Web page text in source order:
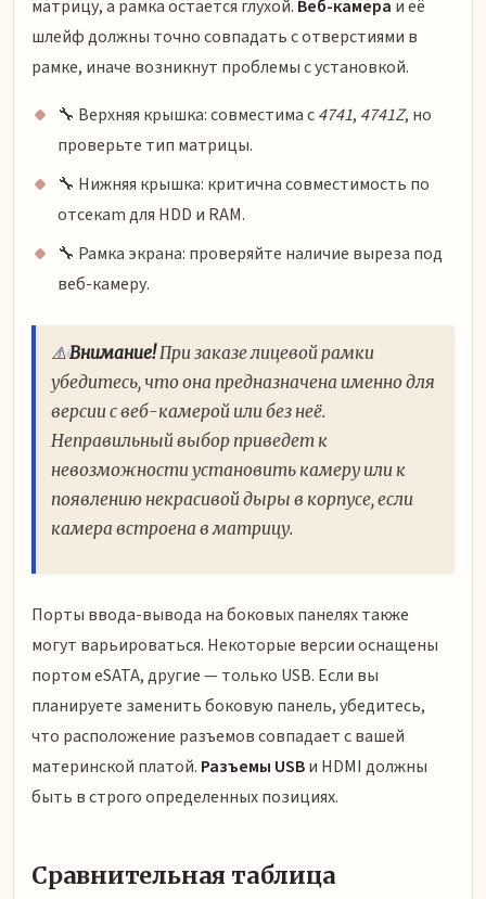
матрицу, а рамка остается глухой. Веб-камера и её
шлейф должны точно совпадать с отверстиями в
рамке, иначе возникнут проблемы с установкой.
🔧 Верхняя крышка: совместима с4741, 4741Z, но
проверьте тип матрицы.
🔧 Нижняя крышка: критична совместимость по
отсекam для HDD и RAM.
🔧 Рамка экрана: проверяйте наличие выреза под
веб-камеру.
⚠️Внимание!При заказе лицевой рамки
убедитесь, что она предназначена именно для
версии с веб-камерой или без неё.
Неправильный выбор приведет к
невозможности установить камеру или к
появлению некрасивой дыры в корпусе, если
камера встроена в матрицу.
Порты ввода-вывода на боковых панелях также
могут варьироваться. Некоторые версии оснащены
портом eSATA, другие — только USB. Если вы
планируете заменить боковую панель, убедитесь,
что расположение разъемов совпадает с вашей
материнской платой. Разъемы USBи HDMI должны
быть в строго определенных позициях.
Сравнительная таблица